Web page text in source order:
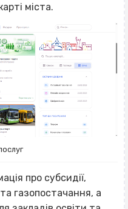
міста.
про субсидії,
газопостачання, а